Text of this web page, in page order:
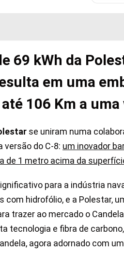
69 kWh da
em uma
106 Km a
se uniram numa
versão do C-8: um inovador
de 1 metro acima da
para a indústria
com hidrofólio, e a Polestar,
trazer ao mercado o
tecnologia e fibra de
agora adornado com